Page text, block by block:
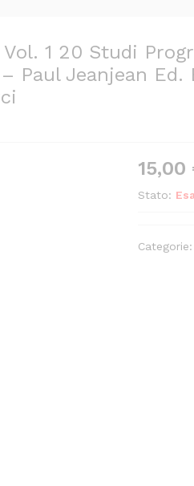
1 20 Studi
Paul Jeanjean Ed.
15,00
Stato:
Categorie: